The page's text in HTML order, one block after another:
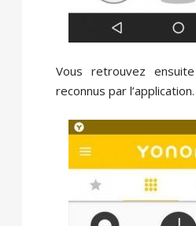
Vous retrouvez
reconnus par l’application.